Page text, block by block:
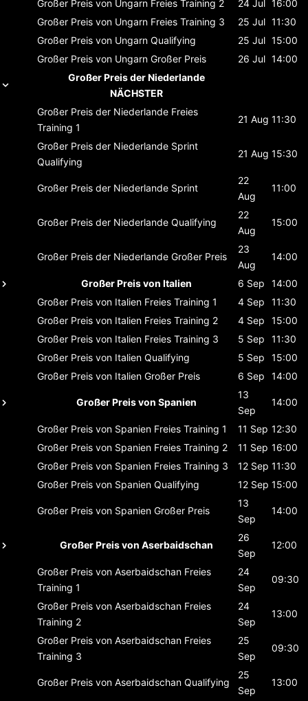
Großer Preis von Ungarn Freies Training 2 24 Jul
16:00
Großer Preis von Ungarn Freies Training 3 25 Jul 11:30
Großer Preis von Ungarn Qualifying 25 Jul 15:00
Großer Preis von Ungarn Großer Preis 26 Jul 14:00
Großer Preis der Niederlande
NÄCHSTER
Großer Preis der Niederlande Freies
Training 1
21 Aug 11:30
Großer Preis der Niederlande Sprint
Qualifying
21 Aug 15:30
Großer Preis der Niederlande Sprint
22
Aug
11:00
Großer Preis der Niederlande Qualifying
22
Aug
15:00
Großer Preis der Niederlande Großer Preis
23
Aug
14:00
Großer Preis von Italien 6 Sep
14:00
Großer Preis von Italien Freies Training 1 4 Sep
11:30
Großer Preis von Italien Freies Training 2 4 Sep
15:00
Großer Preis von Italien Freies Training 3 5 Sep
11:30
Großer Preis von Italien Qualifying 5 Sep
15:00
Großer Preis von Italien Großer Preis 6 Sep 14:00
Großer Preis von Spanien
13
Sep
14:00
Großer Preis von Spanien Freies Training 1 11 Sep 12:30
Großer Preis von Spanien Freies Training 2 11 Sep 16:00
Großer Preis von Spanien Freies Training 3 12 Sep 11:30
Großer Preis von Spanien Qualifying 12 Sep 15:00
Großer Preis von Spanien Großer Preis
13
Sep
14:00
Großer Preis von Aserbaidschan
26
Sep
12:00
Großer Preis von Aserbaidschan Freies
Training 1
24
Sep
09:30
Großer Preis von Aserbaidschan Freies
Training 2
24
Sep
13:00
Großer Preis von Aserbaidschan Freies
Training 3
25
Sep
09:30
Großer Preis von Aserbaidschan Qualifying
25
Sep
13:00